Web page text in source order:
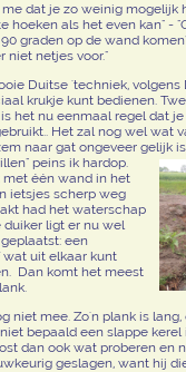
me dat je zo weinig mogelijk
hoeken als het even kan" -
graden op de wand
niet netjes voor."
Duitse 'techniek,
krukje kunt bedienen.
het nu eenmaal regel dat
Het zal nog wel wat
naar gat ongeveer gelijk
peins ik hardop.
één wand in het
ietsjes scherp weg
had het waterschap
ligt er nu wel
een
uit elkaar kunt
Dan komt het meest
niet mee. Zo'n plank is
bepaald een slappe kerel
dan ook wat proberen en
geslagen, want hij